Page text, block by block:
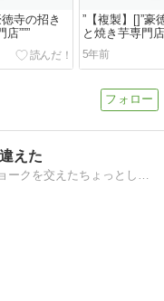
徳寺の招き
”””
”【複製】[]”豪
と焼き芋専門店
5年前
えた
歴史の裏側、偉人だって人間なの。ジョークを交えたちょっとしたお話。受験生の味方！